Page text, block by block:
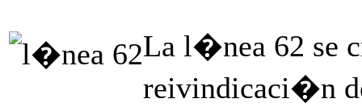
La l�nea 62 se
reivindicaci�n